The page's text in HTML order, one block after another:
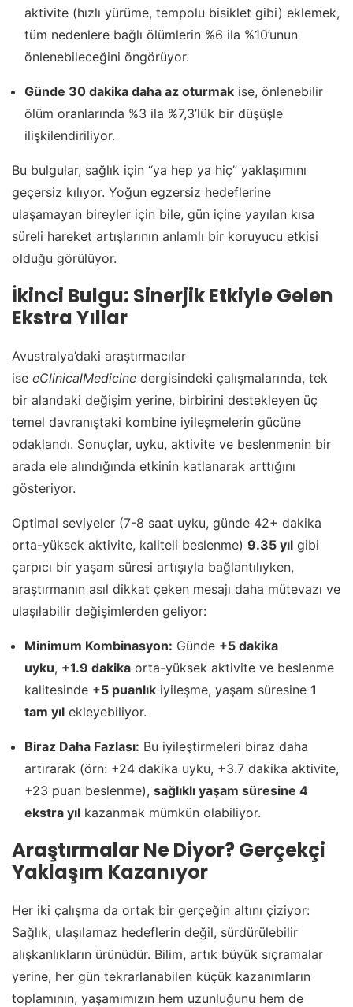
aktivite (hızlı yürüme, tempolu bisiklet gibi) eklemek,
tüm nedenlere bağlı ölümlerin %6 ila %10’unun
önlenebileceğini öngörüyor.
Günde 30 dakika daha az oturmak ise, önlenebilir
ölüm oranlarında %3 ila %7,3’lük bir düşüşle
ilişkilendiriliyor.
Bu bulgular, sağlık için “ya hep ya hiç” yaklaşımını
geçersiz kılıyor. Yoğun egzersiz hedeflerine
ulaşamayan bireyler için bile, gün içine yayılan kısa
süreli hareket artışlarının anlamlı bir koruyucu etkisi
olduğu görülüyor.
İkinci Bulgu: Sinerjik Etkiyle Gelen
Ekstra Yıllar
Avustralya’daki araştırmacılar
ise eClinicalMedicine dergisindeki çalışmalarında, tek
bir alandaki değişim yerine, birbirini destekleyen üç
temel davranıştaki kombine iyileşmelerin gücüne
odaklandı. Sonuçlar, uyku, aktivite ve beslenmenin bir
arada ele alındığında etkinin katlanarak arttığını
gösteriyor.
Optimal seviyeler (7-8 saat uyku, günde 42+ dakika
orta-yüksek aktivite, kaliteli beslenme) 9.35 yıl gibi
çarpıcı bir yaşam süresi artışıyla bağlantılıyken,
araştırmanın asıl dikkat çeken mesajı daha mütevazı ve
ulaşılabilir değişimlerden geliyor:
Minimum Kombinasyon: Günde +5 dakika
uyku, +1.9 dakika orta-yüksek aktivite ve beslenme
kalitesinde +5 puanlık iyileşme, yaşam süresine 1
tam yıl ekleyebiliyor.
Biraz Daha Fazlası: Bu iyileştirmeleri biraz daha
artırarak (örn: +24 dakika uyku, +3.7 dakika aktivite,
+23 puan beslenme), sağlıklı yaşam süresine 4
ekstra yıl kazanmak mümkün olabiliyor.
Araştırmalar Ne Diyor? Gerçekçi
Yaklaşım Kazanıyor
Her iki çalışma da ortak bir gerçeğin altını çiziyor:
Sağlık, ulaşılamaz hedeflerin değil, sürdürülebilir
alışkanlıkların ürünüdür. Bilim, artık büyük sıçramalar
yerine, her gün tekrarlanabilen küçük kazanımların
toplamının, yaşamımızın hem uzunluğunu hem de